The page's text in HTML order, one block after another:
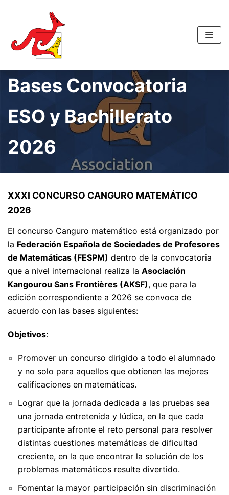
Saltar
al
contenido
Bases Convocatoria
ESO y Bachillerato
2026
XXXI CONCURSO CANGURO MATEMÁTICO
2026
El concurso Canguro matemático está organizado por
la Federación Española de Sociedades de Profesores
de Matemáticas (FESPM) dentro de la convocatoria
que a nivel internacional realiza la Asociación
Kangourou Sans Frontières (AKSF), que para la
edición correspondiente a 2026 se convoca de
acuerdo con las bases siguientes:
Objetivos:
Promover un concurso dirigido a todo el alumnado
y no solo para aquellos que obtienen las mejores
calificaciones en matemáticas.
Lograr que la jornada dedicada a las pruebas sea
una jornada entretenida y lúdica, en la que cada
participante afronte el reto personal para resolver
distintas cuestiones matemáticas de dificultad
creciente, en la que encontrar la solución de los
problemas matemáticos resulte divertido.
Fomentar la mayor participación sin discriminación